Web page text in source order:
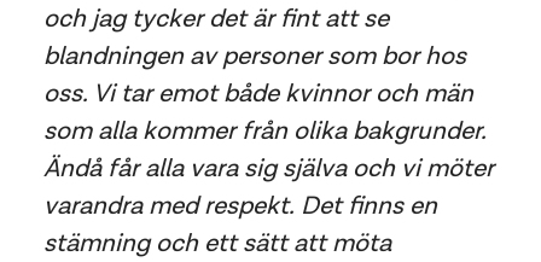
och jag tycker det är fint att se
blandningen av personer som bor hos
oss. Vi tar emot både kvinnor och män
som alla kommer från olika bakgrunder.
Ändå får alla vara sig själva och vi möter
varandra med respekt. Det finns en
stämning och ett sätt att möta